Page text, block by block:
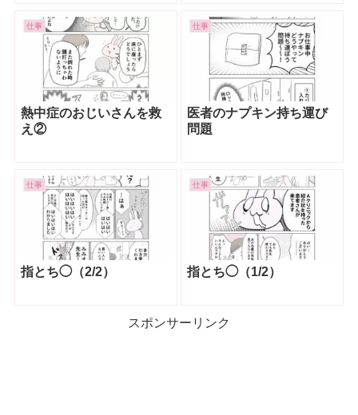
仕事
熱中症のおじいさんを救
え②
仕事
医者のナプキン持ち運び
問題
仕事
指とち◯（2/2）
仕事
指とち◯（1/2）
スポンサーリンク